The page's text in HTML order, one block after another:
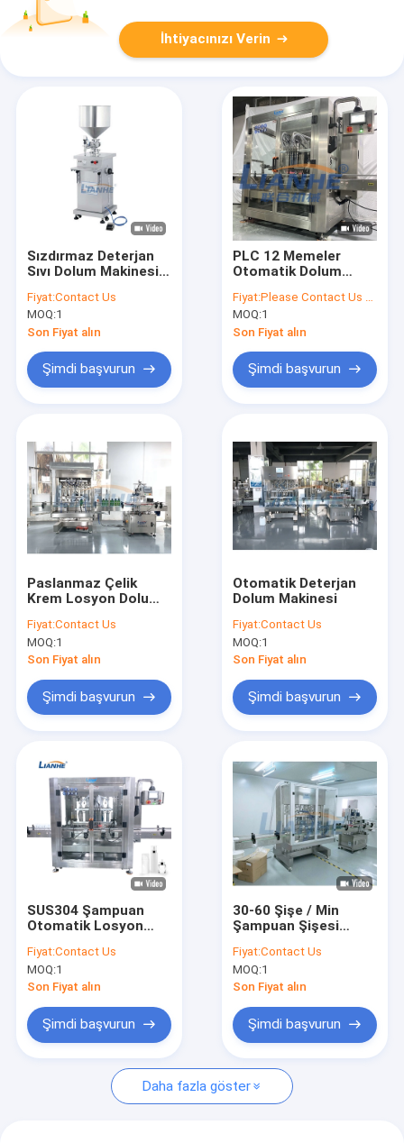
Ürünler
Hakkımızda
Fabrika turu
Haberler
Teklif isteği
İhtiyacınızı Verin
Sızdırmaz Deterjan
Sıvı Dolum Makinesi
Otomatik
Fiyat:Contact Us
MOQ:1
Son Fiyat alın
Şimdi başvurun
PLC 12 Memeler
Otomatik Dolum
Duş Jeli Losyon
Kapatma Etiketleme
Hattı
Fiyat:Please Contact Us for More Details
MOQ:1
Son Fiyat alın
Şimdi başvurun
Paslanmaz Çelik
Krem Losyon Dolum
Fiyat:Contact Us
MOQ:1
Son Fiyat alın
Şimdi başvurun
Otomatik Deterjan
Dolum Makinesi
Fiyat:Contact Us
MOQ:1
Son Fiyat alın
Şimdi başvurun
SUS304 Şampuan
Otomatik Losyon
Nozul Paslanmaz
Fiyat:Contact Us
MOQ:1
Son Fiyat alın
Şimdi başvurun
30-60 Şişe / Min
Şampuan Şişesi
Sıvı Sabun Şişesi
Dolum Makinesi
Fiyat:Contact Us
MOQ:1
Son Fiyat alın
Şimdi başvurun
Daha fazla göster